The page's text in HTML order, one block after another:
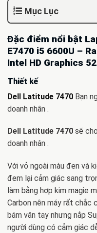
Mục Lục
Đặc điểm nổi bật
E7470 i5 6600U –
Intel HD Graphics
Thiết kế
Dell Latitude 7470 Bạn
doanh nhân .
Dell Latitude 7470 sẽ
doanh nhân .
Với vỏ ngoài màu đen và
đem lại cảm giác sang
làm bằng hợp kim magie
Carbon nên máy rất chắc
bám vân tay nhưng nắp
người dùng có cảm giác